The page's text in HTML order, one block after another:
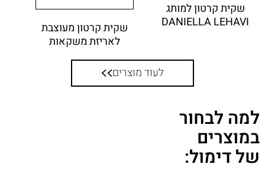
שקית קרטון למותג
DANIELLA LEHAVI
שקית קרטון מעוצבת
לאריזת משקאות
לעוד מוצרים
למה לבחור
במוצרים
של דימול: